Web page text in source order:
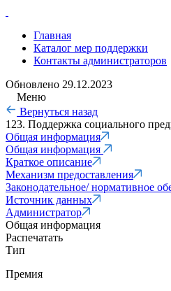
Главная
Каталог мер поддержки
Контакты администраторов
Обновлено 29.12.2023
Меню
Вернуться назад
123. Поддержка социального
Общая информация
Общая информация
Краткое описание
Механизм предоставления
Законодательное/ нормативное
Источник данных
Администратор
Общая информация
Распечатать
Тип
Премия